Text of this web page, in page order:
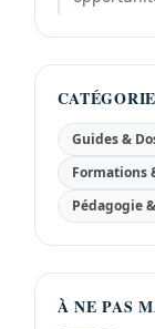
Guides &
Formations
Pédagogie
À NE PAS